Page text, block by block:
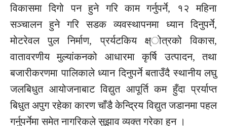
विकासमा दिगो पन हुने गरि काम गर्नुपर्ने, १२ महिना
सञ्चालन हुने गरि सडक व्यवस्थापनमा ध्यान दिनुपर्ने,
मोटरेवल पुल निर्माण, प्रर्यटकिय क्ष्ोत्रको विकास,
वातावरणीय मुल्यांकनको आधारमा कृर्षि उत्पादन, तथा
बजारीकरणमा पालिकाले ध्यान दिनुपर्ने बताउँदै स्थानीय लघु
जलबिधुत आयोजनाबाट विद्युत आपूर्ति कम हुँदा प्रर्याप्त
बिधुत अपुग रहेका कारण चाँडै केन्द्रिय विद्युत जडानमा पहल
गर्नुपर्नेमा समेत नागरिकले सुझाव व्यक्त गरेका हुन ।